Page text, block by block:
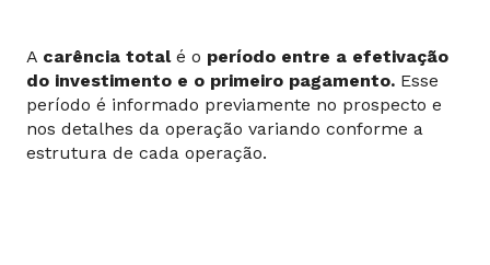
A carência total é o período entre a efetivação
do investimento e o primeiro pagamento. Esse
período é informado previamente no prospecto e
nos detalhes da operação variando conforme a
estrutura de cada operação.